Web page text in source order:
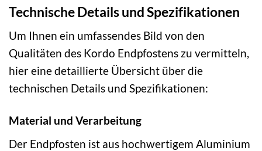
Technische Details und Spezifikationen
Um Ihnen ein umfassendes Bild von den
Qualitäten des Kordo Endpfostens zu vermitteln,
hier eine detaillierte Übersicht über die
technischen Details und Spezifikationen:
Material und Verarbeitung
Der Endpfosten ist aus hochwertigem Aluminium